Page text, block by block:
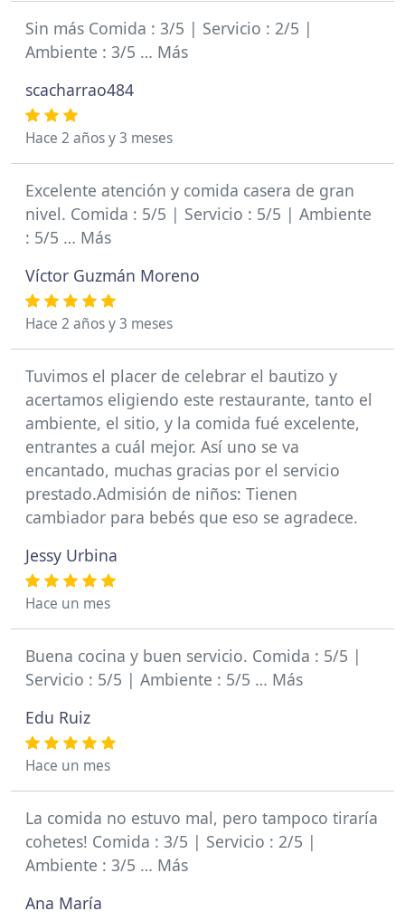
Sin más Comida : 3/5 | Servicio : 2/5 |
Ambiente : 3/5 … Más
scacharrao484
Hace 2 años y 3 meses
Excelente atención y comida casera de gran
nivel. Comida : 5/5 | Servicio : 5/5 | Ambiente
: 5/5 … Más
Víctor Guzmán Moreno
Hace 2 años y 3 meses
Tuvimos el placer de celebrar el bautizo y
acertamos eligiendo este restaurante, tanto el
ambiente, el sitio, y la comida fué excelente,
entrantes a cuál mejor. Así uno se va
encantado, muchas gracias por el servicio
prestado.Admisión de niños: Tienen
cambiador para bebés que eso se agradece.
Jessy Urbina
Hace un mes
Buena cocina y buen servicio. Comida : 5/5 |
Servicio : 5/5 | Ambiente : 5/5 … Más
Edu Ruiz
Hace un mes
La comida no estuvo mal, pero tampoco tiraría
cohetes! Comida : 3/5 | Servicio : 2/5 |
Ambiente : 3/5 … Más
Ana María